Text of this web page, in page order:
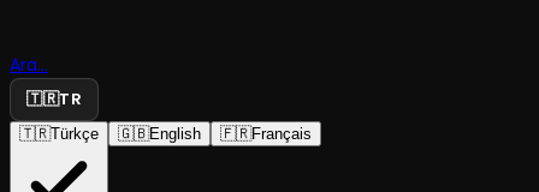
Ara...
🇹🇷TR
🇹🇷Türkçe 🇬🇧English 🇫🇷Français